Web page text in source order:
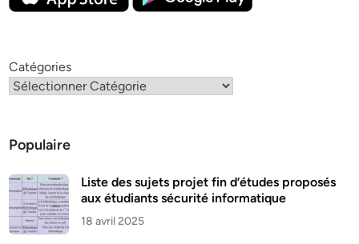
Catégories
Populaire
Liste des sujets projet fin d’études proposés
aux étudiants sécurité informatique
18 avril 2025